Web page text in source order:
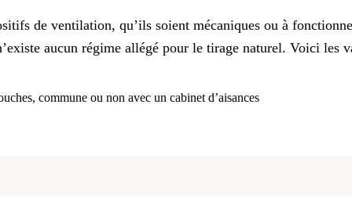
de ventilation, qu’ils soient mécaniques ou à
aucun régime allégé pour le tirage naturel. Voici les
commune ou non avec un cabinet d’aisances